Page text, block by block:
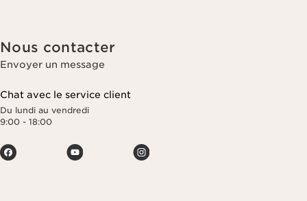
Nous contacter
Envoyer un message
Chat avec le service client
Du lundi au vendredi
9:00 - 18:00